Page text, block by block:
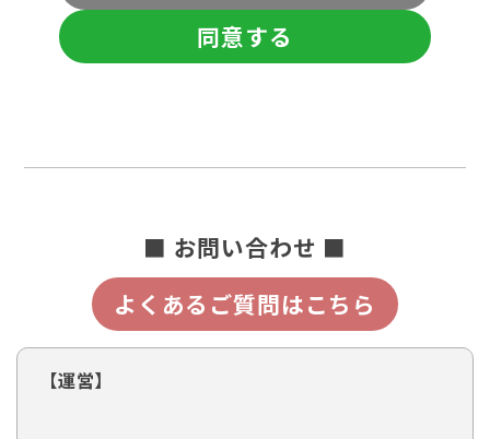
同意する
■ お問い合わせ ■
よくあるご質問はこちら
【運営】